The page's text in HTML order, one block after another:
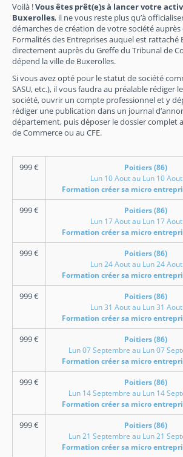
Voilà !Vous êtes prêt(e)s à lancer votre
Buxerolles, il ne vous reste plus qu’à
démarches de création de votre société auprès
Formalités des Entreprises auquel est rattaché
directement auprès du Greffe du Tribunal de
dépend la ville de Buxerolles.
Si vous avez opté pour le statut de société
SASU, etc.), il vous faudra au préalable rédiger
société, ouvrir un compte professionnel et y
rédiger une publication dans un journal
département, puis déposer le dossier complet
de Commerce ou au CFE.
999€
Poitiers (86)
Lun 10 Aout au Lun 10
Formation créer sa micro
999€
Poitiers (86)
Lun 17 Aout au Lun 17
Formation créer sa micro
999€
Poitiers (86)
Lun 24 Aout au Lun 24
Formation créer sa micro
999€
Poitiers (86)
Lun 31 Aout au Lun 31
Formation créer sa micro
999€
Poitiers (86)
Lun 07 Septembre au Lun 07
Formation créer sa micro
999€
Poitiers (86)
Lun 14 Septembre au Lun 14
Formation créer sa micro
999€
Poitiers (86)
Lun 21 Septembre au Lun 21
Formation créer sa micro